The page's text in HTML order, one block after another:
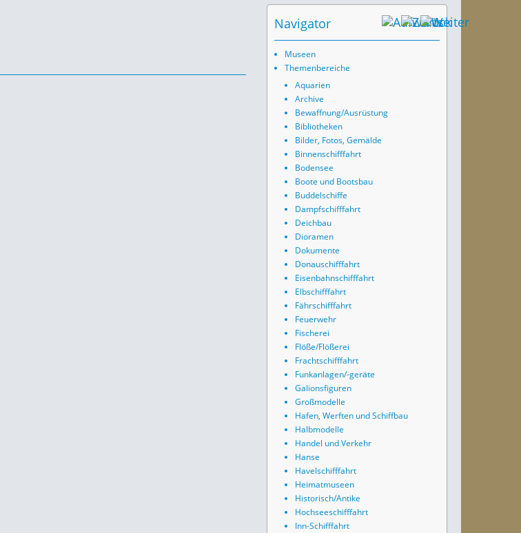
Navigator
Museen
Themenbereiche
Aquarien
Archive
Bewaffnung/Ausrüstung
Bibliotheken
Bilder, Fotos, Gemälde
Binnenschifffahrt
Bodensee
Boote und Bootsbau
Buddelschiffe
Dampfschifffahrt
Deichbau
Dioramen
Dokumente
Donauschifffahrt
Eisenbahnschifffahrt
Elbschifffahrt
Fährschifffahrt
Feuerwehr
Fischerei
Flöße/Flößerei
Frachtschifffahrt
Funkanlagen/-geräte
Galionsfiguren
Großmodelle
Hafen, Werften und Schiffbau
Halbmodelle
Handel und Verkehr
Hanse
Havelschifffahrt
Heimatmuseen
Historisch/Antike
Hochseeschifffahrt
Inn-Schifffahrt